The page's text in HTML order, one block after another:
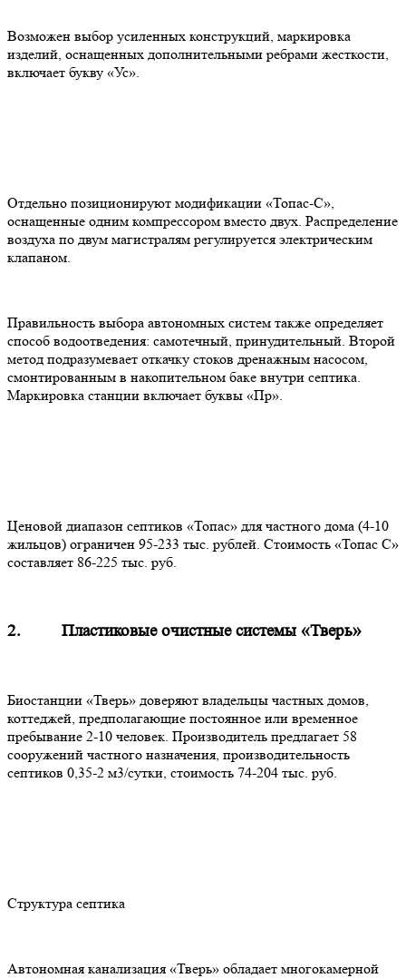
Возможен выбор усиленных конструкций, маркировка
изделий, оснащенных дополнительными ребрами жесткости,
включает букву «Ус».
Отдельно позиционируют модификации «Топас-С»,
оснащенные одним компрессором вместо двух. Распределение
воздуха по двум магистралям регулируется электрическим
клапаном.
Правильность выбора автономных систем также определяет
способ водоотведения: самотечный, принудительный. Второй
метод подразумевает откачку стоков дренажным насосом,
смонтированным в накопительном баке внутри септика.
Маркировка станции включает буквы «Пр».
Ценовой диапазон септиков «Топас» для частного дома (4-10
жильцов) ограничен 95-233 тыс. рублей. Стоимость «Топас С»
составляет 86-225 тыс. руб.
2. Пластиковые очистные системы «Тверь»
Биостанции «Тверь» доверяют владельцы частных домов,
коттеджей, предполагающие постоянное или временное
пребывание 2-10 человек. Производитель предлагает 58
сооружений частного назначения, производительность
септиков 0,35-2 м3/сутки, стоимость 74-204 тыс. руб.
Структура септика
Автономная канализация «Тверь» обладает многокамерной